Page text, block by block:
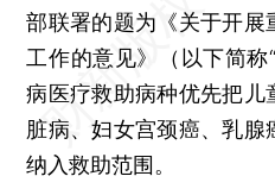
部联署的题为《关于开展
工作的意见》（以下简称
病医疗救助病种优先把
脏病、妇女宫颈癌、乳
纳入救助范围。